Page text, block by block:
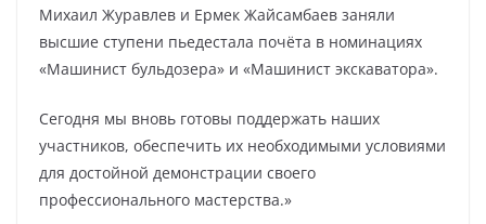
Михаил Журавлев и Ермек Жайсамбаев заняли
высшие ступени пьедестала почёта в номинациях
«Машинист бульдозера» и «Машинист экскаватора».
Сегодня мы вновь готовы поддержать наших
участников, обеспечить их необходимыми условиями
для достойной демонстрации своего
профессионального мастерства.»